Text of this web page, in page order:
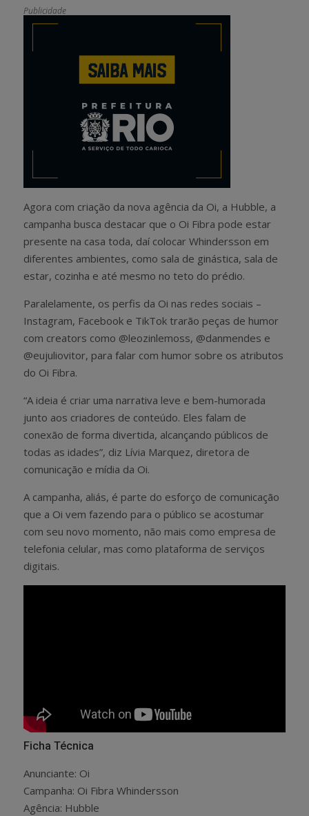
Publicidade
Agora com criação da nova agência da Oi, a Hubble, a
campanha busca destacar que o Oi Fibra pode estar
presente na casa toda, daí colocar Whindersson em
diferentes ambientes, como sala de ginástica, sala de
estar, cozinha e até mesmo no teto do prédio.
Paralelamente, os perfis da Oi nas redes sociais –
Instagram, Facebook e TikTok trarão peças de humor
com creators como @leozinlemoss, @danmendes e
@eujuliovitor, para falar com humor sobre os atributos
do Oi Fibra.
“A ideia é criar uma narrativa leve e bem-humorada
junto aos criadores de conteúdo. Eles falam de
conexão de forma divertida, alcançando públicos de
todas as idades”, diz Lívia Marquez, diretora de
comunicação e mídia da Oi.
A campanha, aliás, é parte do esforço de comunicação
que a Oi vem fazendo para o público se acostumar
com seu novo momento, não mais como empresa de
telefonia celular, mas como plataforma de serviços
digitais.
Ficha Técnica
Anunciante: Oi
Campanha: Oi Fibra Whindersson
Agência: Hubble